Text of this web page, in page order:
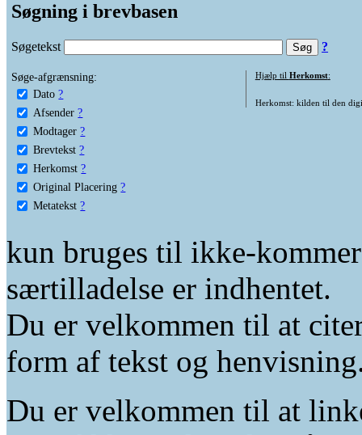
Søgning i brevbasen
Søgetekst ?
Søge-afgrænsning:
Dato ?
Afsender ?
Modtager ?
Brevtekst ?
Herkomst ?
Original Placering ?
Metatekst ?
Hjælp til Herkomst:
Herkomst: kilden til den
kun bruges til ikke-
særtilladelse er indhentet.
Du er velkommen til at
form af tekst og
Du er velkommen til at